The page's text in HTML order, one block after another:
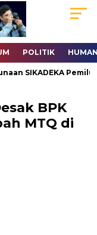
POLITIK
SIKADEKA Pemilu
BPK
MTQ di